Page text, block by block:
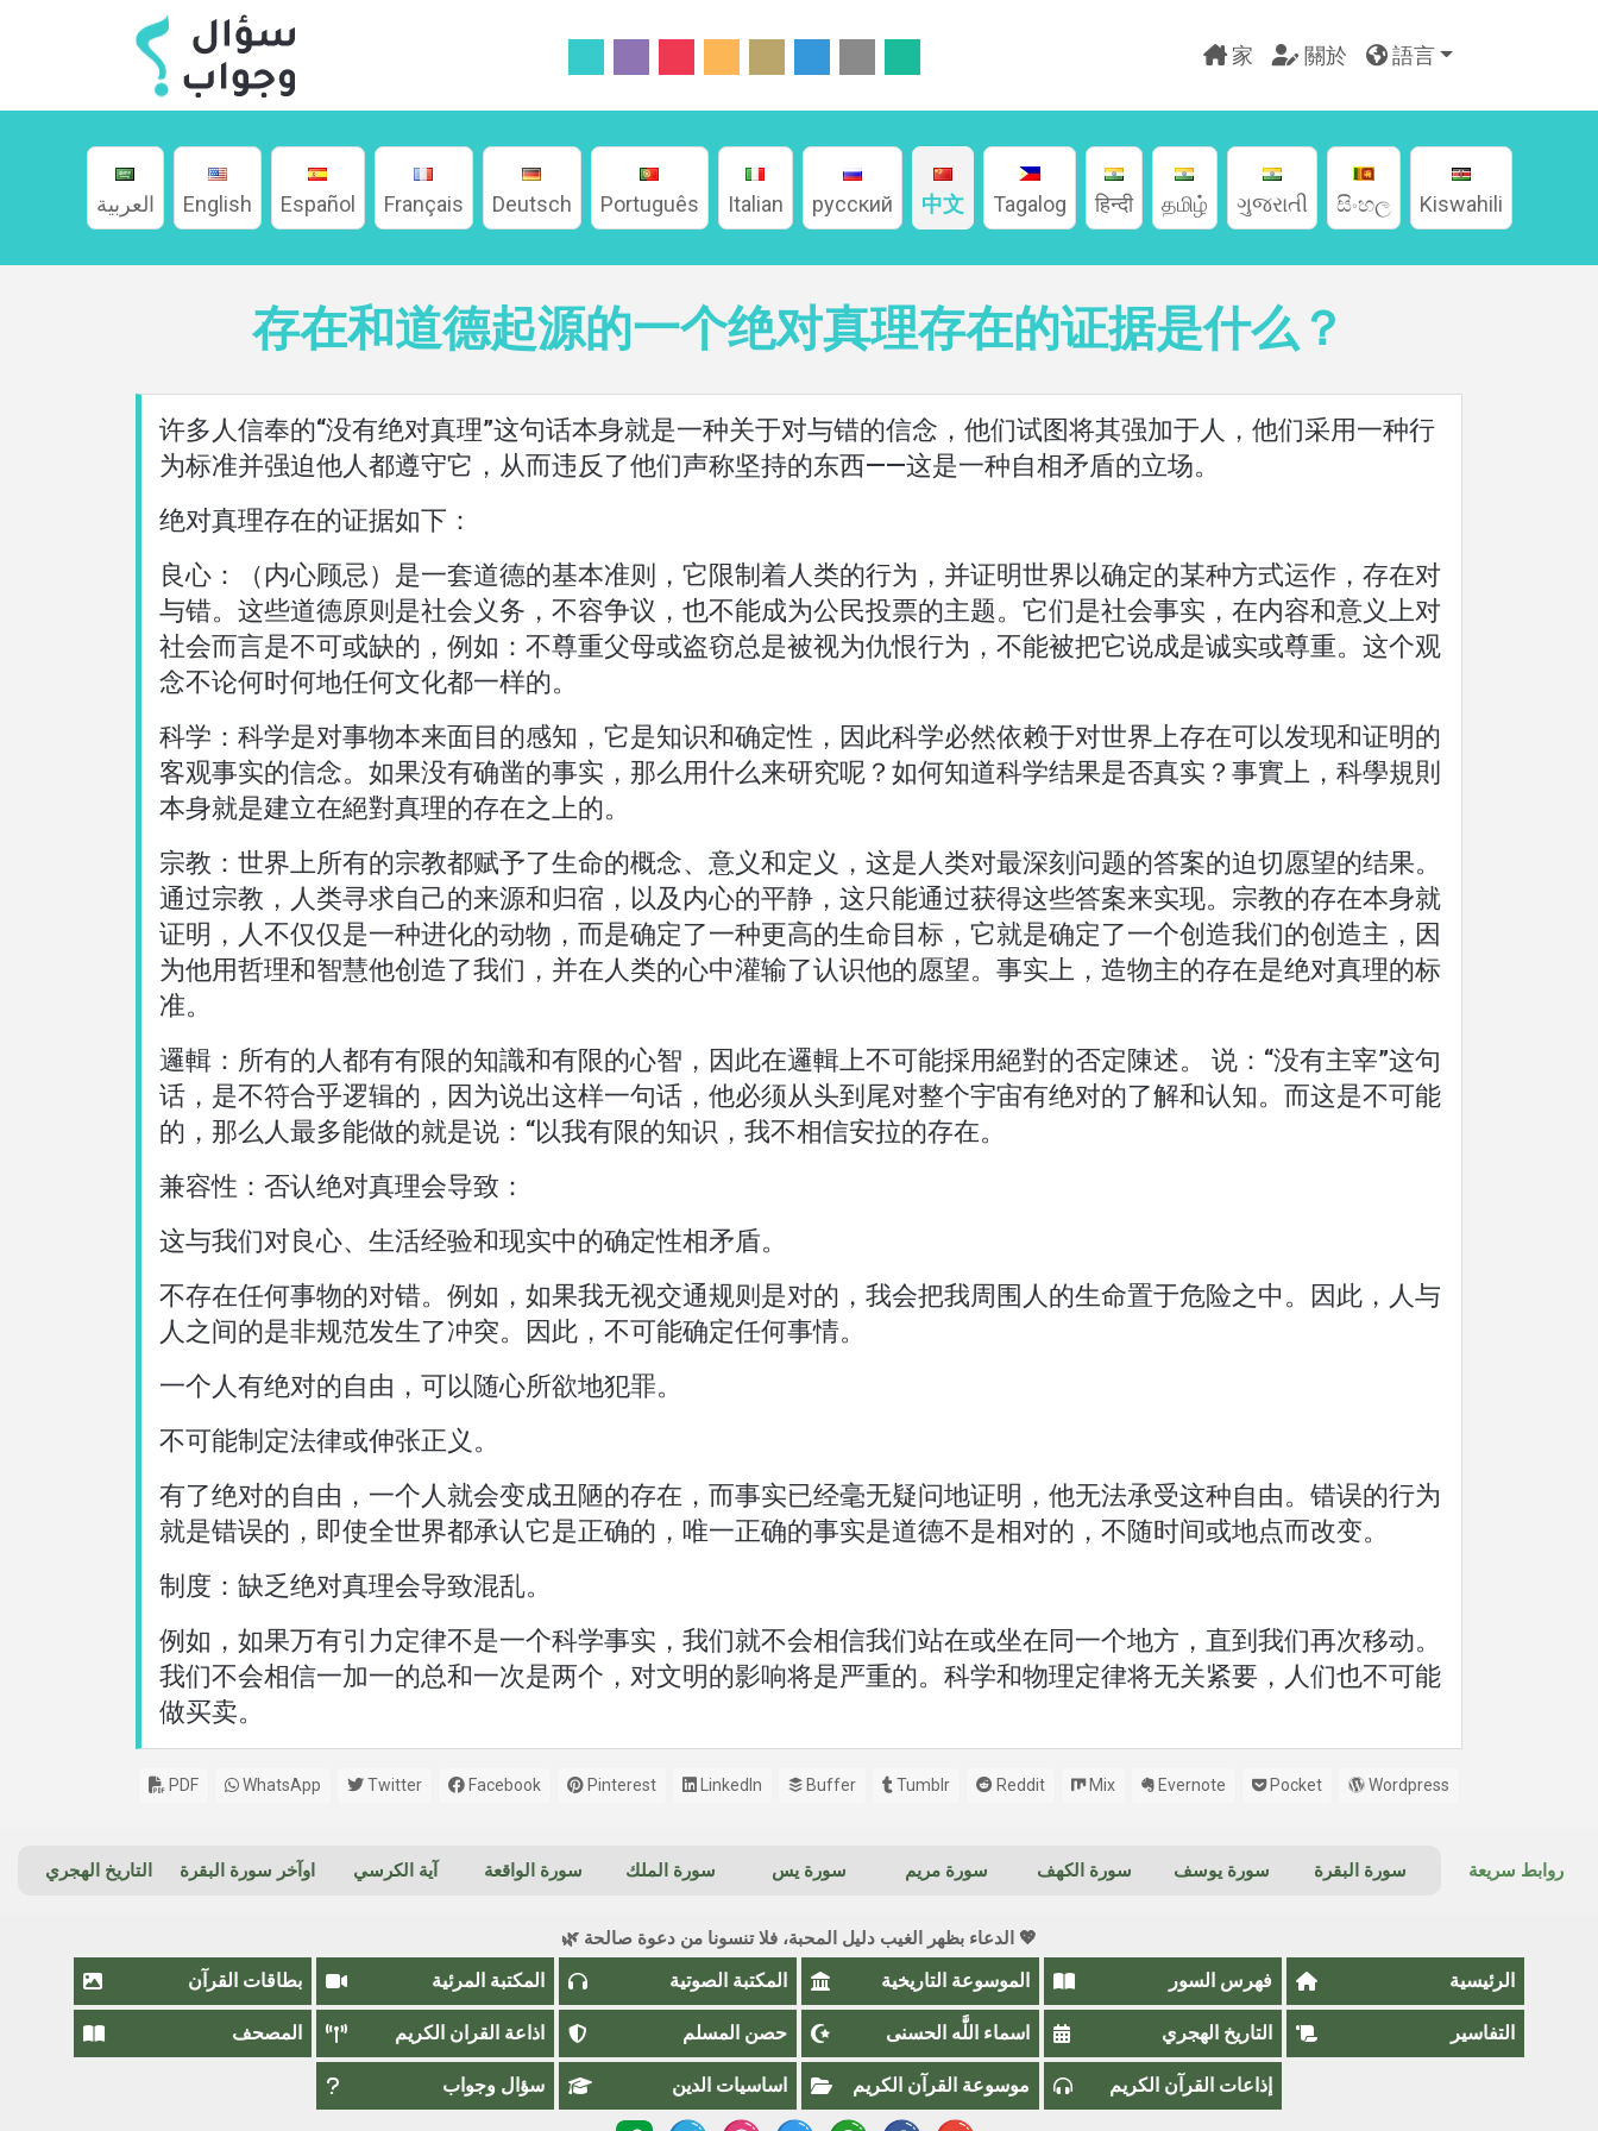
家 關於 語言
العربية English Español Français Deutsch Português Italian русский 中文 Tagalog हिन्दी தமிழ் ગુજરાતી සිංහල Kiswahili
存在和道德起源的一个绝对真理存在的证据是什么？
许多人信奉的“没有绝对真理”这句话本身就是一种关于对与错的信念，他们试图将其强加于人，他们采用一种行
为标准并强迫他人都遵守它，从而违反了他们声称坚持的东西——这是一种自相矛盾的立场。
绝对真理存在的证据如下：
良心：（内心顾忌）是一套道德的基本准则，它限制着人类的行为，并证明世界以确定的某种方式运作，存在对
与错。这些道德原则是社会义务，不容争议，也不能成为公民投票的主题。它们是社会事实，在内容和意义上对
社会而言是不可或缺的，例如：不尊重父母或盗窃总是被视为仇恨行为，不能被把它说成是诚实或尊重。这个观
念不论何时何地任何文化都一样的。
科学：科学是对事物本来面目的感知，它是知识和确定性，因此科学必然依赖于对世界上存在可以发现和证明的
客观事实的信念。如果没有确凿的事实，那么用什么来研究呢？如何知道科学结果是否真实？事實上，科學規則
本身就是建立在絕對真理的存在之上的。
宗教：世界上所有的宗教都赋予了生命的概念、意义和定义，这是人类对最深刻问题的答案的迫切愿望的结果。
通过宗教，人类寻求自己的来源和归宿，以及内心的平静，这只能通过获得这些答案来实现。宗教的存在本身就
证明，人不仅仅是一种进化的动物，而是确定了一种更高的生命目标，它就是确定了一个创造我们的创造主，因
为他用哲理和智慧他创造了我们，并在人类的心中灌输了认识他的愿望。事实上，造物主的存在是绝对真理的标
准。
邏輯：所有的人都有有限的知識和有限的心智，因此在邏輯上不可能採用絕對的否定陳述。 说：“没有主宰”这句
话，是不符合乎逻辑的，因为说出这样一句话，他必须从头到尾对整个宇宙有绝对的了解和认知。而这是不可能
的，那么人最多能做的就是说：“以我有限的知识，我不相信安拉的存在。
兼容性：否认绝对真理会导致：
这与我们对良心、生活经验和现实中的确定性相矛盾。
不存在任何事物的对错。例如，如果我无视交通规则是对的，我会把我周围人的生命置于危险之中。因此，人与
人之间的是非规范发生了冲突。因此，不可能确定任何事情。
一个人有绝对的自由，可以随心所欲地犯罪。
不可能制定法律或伸张正义。
有了绝对的自由，一个人就会变成丑陋的存在，而事实已经毫无疑问地证明，他无法承受这种自由。错误的行为
就是错误的，即使全世界都承认它是正确的，唯一正确的事实是道德不是相对的，不随时间或地点而改变。
制度：缺乏绝对真理会导致混乱。
例如，如果万有引力定律不是一个科学事实，我们就不会相信我们站在或坐在同一个地方，直到我们再次移动。
我们不会相信一加一的总和一次是两个，对文明的影响将是严重的。科学和物理定律将无关紧要，人们也不可能
做买卖。
PDF WhatsApp Twitter Facebook Pinterest LinkedIn Buffer Tumblr Reddit Mix Evernote Pocket Wordpress
روابط سريعة سورة البقرة سورة يوسف سورة الكهف سورة مريم سورة يس سورة الملك سورة الواقعة آية الكرسي اوآخر سورة البقرة التاريخ الهجري
💖 الدعاء بظهر الغيب دليل المحبة، فلا تنسونا من دعوة صالحة 🌿
الرئيسية فهرس السور الموسوعة التاريخية المكتبة الصوتية المكتبة المرئية بطاقات القرآن
التفاسير التاريخ الهجري اسماء اللَّٰه الحسنى حصن المسلم اذاعة القران الكريم المصحف
إذاعات القرآن الكريم موسوعة القرآن الكريم اساسيات الدين سؤال وجواب